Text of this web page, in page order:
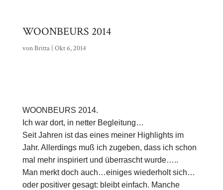
WOONBEURS 2014
vonBritta| Okt 6, 2014
WOONBEURS 2014.
Ich war dort, in netter Begleitung…
Seit Jahren ist das eines meiner Highlights im
Jahr. Allerdings muß ich zugeben, dass ich schon
mal mehr inspiriert und überrascht wurde…..
Man merkt doch auch…einiges wiederholt sich…
oder positiver gesagt: bleibt einfach. Manche